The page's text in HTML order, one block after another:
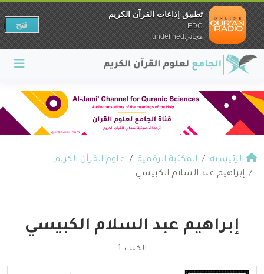
الرئيسية المكتبة الرقمية
علوم القرآن الكريم
إبراهيم عبد السلام الكبيسي
إبراهيم عبد السلام الكبيسي
الكتب 1
تطبيق إذاعات القرآن الكريم
EDC
مجانيundefined
فتح